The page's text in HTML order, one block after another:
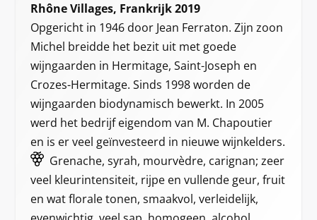
Rhône Villages, Frankrijk 2019
Opgericht in 1946 door Jean Ferraton. Zijn zoon
Michel breidde het bezit uit met goede
wijngaarden in Hermitage, Saint-Joseph en
Crozes-Hermitage. Sinds 1998 worden de
wijngaarden biodynamisch bewerkt. In 2005
werd het bedrijf eigendom van M. Chapoutier
en is er veel geïnvesteerd in nieuwe wijnkelders.
Grenache, syrah, mourvèdre, carignan; zeer
veel kleurintensiteit, rijpe en vullende geur, fruit
en wat florale tonen, smaakvol, verleidelijk,